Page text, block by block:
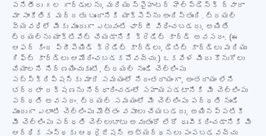
పనితీరు గల గార్డులను, మరియు స్పైహంటర్ హెల్ప్‌డెస్క్ ద్వారా
మా సాంకేతిక మద్దతు బృందానికి యాక్సెస్‌ను అందిస్తుంది. ట్రయల్
వ్యవధిలో మీకు ముందుగా ఎటువంటి ఛార్జీ విధించబడదు, అయితే
ట్రయల్‌ను యాక్టివేట్ చేయడానికి క్రెడిట్ కార్డ్ అవసరం. (ఈ
ఆఫర్ కింద ప్రీపెయిడ్ క్రెడిట్ కార్డ్‌లు, డెబిట్ కార్డ్‌లు మరియు
గిఫ్ట్ కార్డ్‌లు ఆమోదించబడకపోవచ్చు.) ఒకవేళ మీరు కొనుగోలు
చేయాలని నిర్ణయించుకుంటే, ట్రయల్ నుండి చెల్లింపు
సబ్‌స్క్రిప్షన్‌కు మారే సమయంలో నిరంతరాయంగా, అంతరాయం లేని
భద్రతా రక్షణను నిర్ధారించడంలో సహాయపడటానికి మీ చెల్లింపు
పద్ధతి అవసరం. ట్రయల్ సమయంలో మీ చెల్లింపు పద్ధతి నుండి
ముందుగా ఎలాంటి చెల్లింపు మొత్తం వసూలు చేయబడదు, అయినప్పటికీ
మీ చెల్లింపు పద్ధతి చెల్లుబాటు అవుతుందో లేదో ధృవీకరించడానికి మీ
ఆర్థిక సంస్థకు ఆథరైజేషన్ అభ్యర్థనలు పంపబడవచ్చు